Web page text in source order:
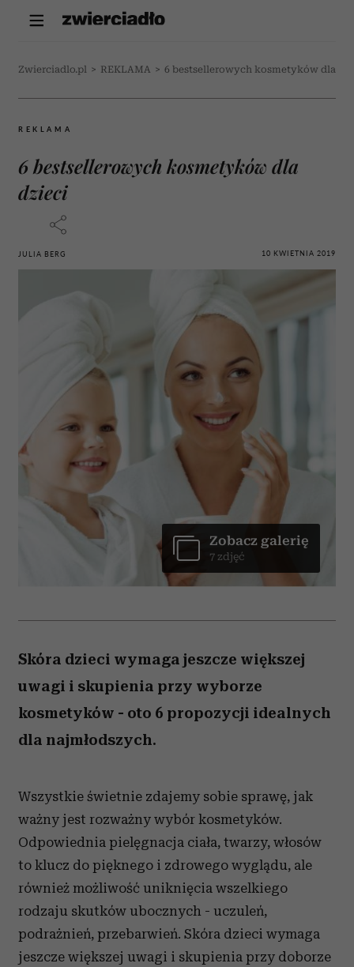
Zwierciadlo.pl > REKLAMA > 6 bestsellerowych kosmetyków dla
REKLAMA
6 bestsellerowych kosmetyków dla
dzieci
JULIA BERG 10 KWIETNIA 2019
Zobacz galerię
7 zdjęć
Skóra dzieci wymaga jeszcze większej
uwagi i skupienia przy wyborze
kosmetyków - oto 6 propozycji idealnych
dla najmłodszych.
Wszystkie świetnie zdajemy sobie sprawę, jak
ważny jest rozważny wybór kosmetyków.
Odpowiednia pielęgnacja ciała, twarzy, włosów
to klucz do pięknego i zdrowego wyglądu, ale
również możliwość uniknięcia wszelkiego
rodzaju skutków ubocznych - uczuleń,
podrażnień, przebarwień. Skóra dzieci wymaga
jeszcze większej uwagi i skupienia przy doborze